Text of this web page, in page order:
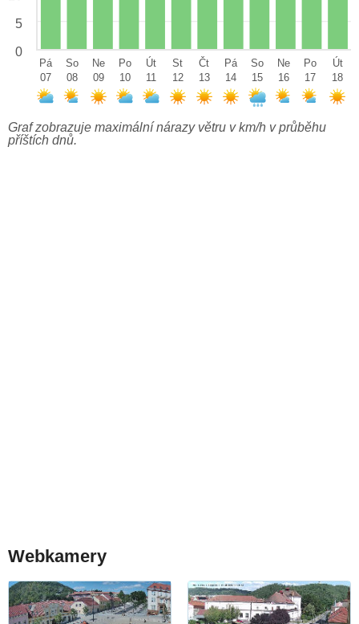
5
0
Pá
07
So
08
Ne
09
Po
10
Út
11
St
12
Čt
13
Pá
14
So
15
Ne
16
Po
17
Út
18
Graf zobrazuje maximální nárazy větru v km/h v průběhu
příštích dnů.
Webkamery